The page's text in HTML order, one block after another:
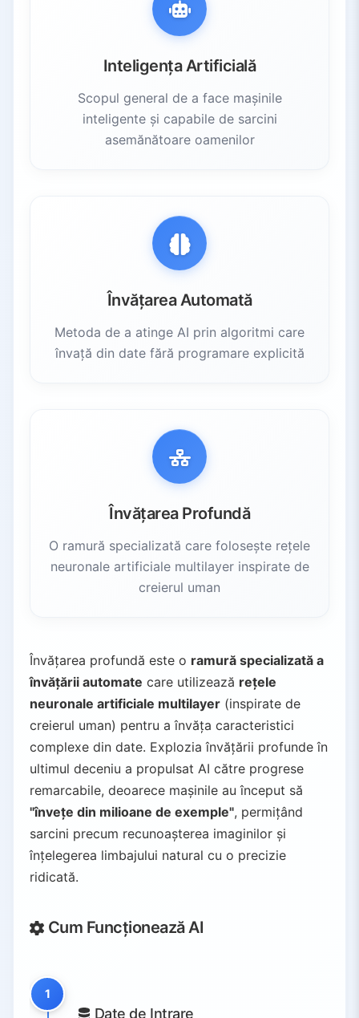
Inteligența Artificială
Scopul general de a face mașinile
inteligente și capabile de sarcini
asemănătoare oamenilor
Învățarea Automată
Metoda de a atinge AI prin algoritmi care
învață din date fără programare explicită
Învățarea Profundă
O ramură specializată care folosește rețele
neuronale artificiale multilayer inspirate de
creierul uman
Învățarea profundă este o ramură specializată a
învățării automate care utilizează rețele
neuronale artificiale multilayer (inspirate de
creierul uman) pentru a învăța caracteristici
complexe din date. Explozia învățării profunde în
ultimul deceniu a propulsat AI către progrese
remarcabile, deoarece mașinile au început să
"învețe din milioane de exemple", permițând
sarcini precum recunoașterea imaginilor și
înțelegerea limbajului natural cu o precizie
ridicată.
Cum Funcționează AI
1
Date de Intrare